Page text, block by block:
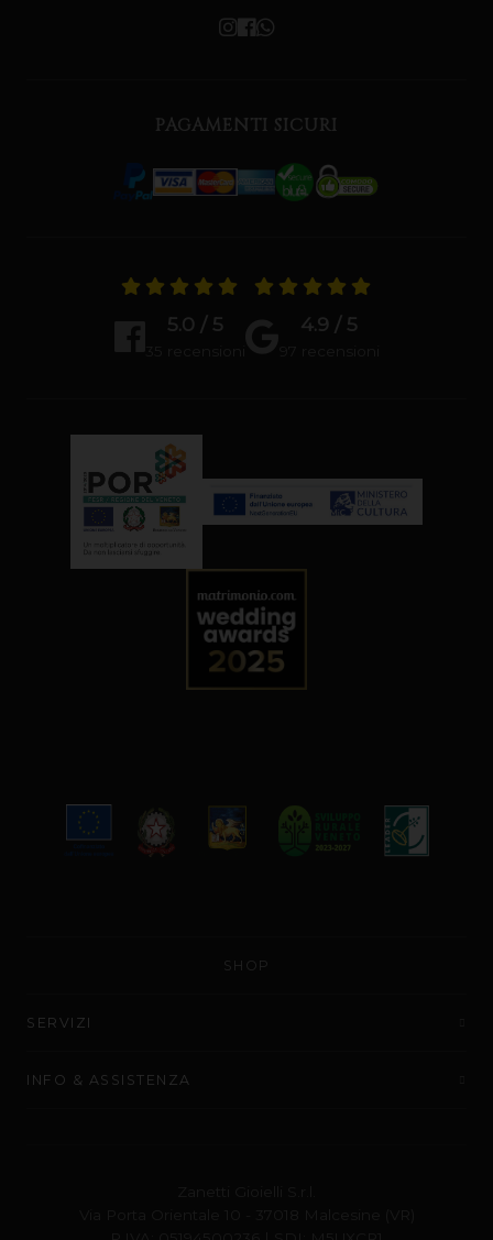
PAGAMENTI SICURI
5.0 / 5 4.9 / 5
SHOP
SERVIZI
INFO & ASSISTENZA